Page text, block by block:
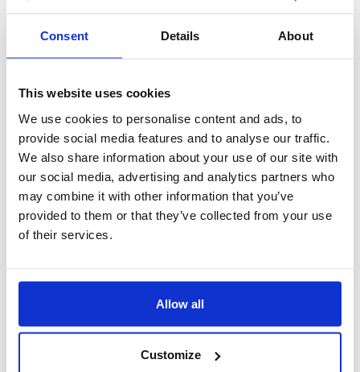
Consent Details About
This website uses cookies
We use cookies to personalise content and ads, to
provide social media features and to analyse our traffic.
We also share information about your use of our site with
our social media, advertising and analytics partners who
may combine it with other information that you’ve
provided to them or that they’ve collected from your use
of their services.
Allow all
Customize
instalacji
AKPiA i elektryka: oprzyrządowanie
zbiorników oraz integracja z systemem
obiektowym